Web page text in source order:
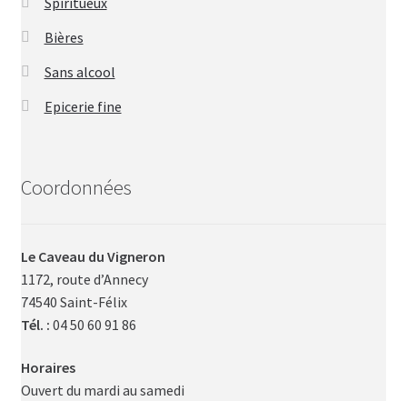
Bières
Sans alcool
Epicerie fine
Coordonnées
Le Caveau du Vigneron
1172, route d’Annecy
74540 Saint-Félix
Tél. : 04 50 60 91 86
Horaires
Ouvert du mardi au samedi